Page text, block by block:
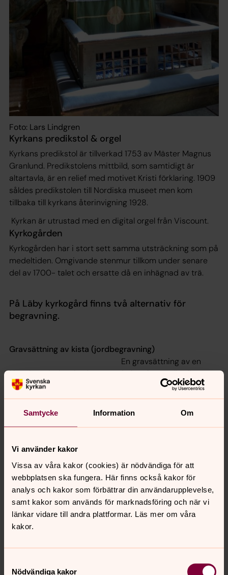
Samtycke Information Om
Vi använder kakor
Vissa av våra kakor (cookies) är nödvändiga för att
webbplatsen ska fungera. Här finns också kakor för
analys och kakor som förbättrar din användarupplevelse,
samt kakor som används för marknadsföring och när vi
länkar vidare till andra plattformar. Läs mer om våra
kakor.
Nödvändiga kakor
Foto: Lars Lindgren
Kyrkans predikstol & orgel
Kyrkans predikstol är tillverkad 1753 av Mäster Magnus
Granlund. Predikstolens mittbild, som samtidigt är
altartavla, är en relief med motivet Kristi förklaring. 1909
såldes predikstolen till Nordiska museet men kom
tillbaka till kyrkans återinvigning 1928.
Kyrkan är utrustad med en digital orgel från Viscount.
Kyrkogården
Kyrkogården har i stort sett samma utsträckning som på
medeltiden. Omgivande stenmur tillkom under senare
del av 1700- talet och ersatte då en inhägnad av trä.
På Läby kyrkogård finns två alternativ för
begravning.
Gravsättning av kista (jordbegravning)
En gravsättning av en
kista kan ske i en jordgrav med plats för en eller flera
kistor.
man efter kremation placerar urnan med aska i en
jordgrav.
Visste du att ...
Läby kyrka stängdes år 1860 och församlingen
slogs samman med Vänge? Till kyrkan i Vänge
byggdes det så kallade Läbykoret för att ge rum åt
sina nya församlingsmedlemmar. Efter att kyrkan i
Läby stått öde, och fungerat som
en omfattande renovering. Församlingsborna, som